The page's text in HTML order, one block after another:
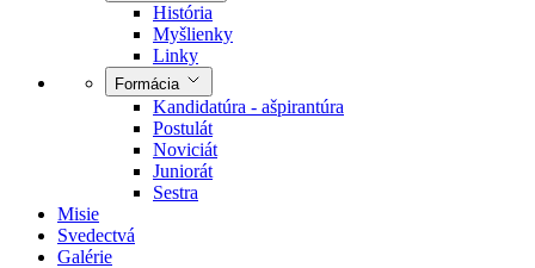
História
Myšlienky
Linky
Formácia
Kandidatúra - ašpirantúra
Postulát
Noviciát
Juniorát
Sestra
Misie
Svedectvá
Galérie